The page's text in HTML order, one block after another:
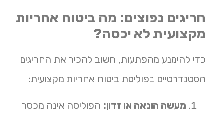
חריגים נפוצים: מה ביטוח אחריות
מקצועית לא יכסה?
כדי להימנע מהפתעות, חשוב להכיר את החריגים
הסטנדרטיים בפוליסת ביטוח אחריות מקצועית:
מעשה הונאה או זדון: הפוליסה אינה מכסה